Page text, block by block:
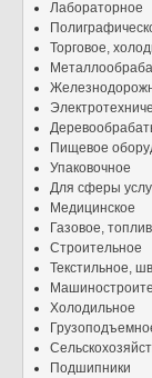
Лабораторное
Торговое,
Пищевое
Упаковочное
Для сферы
Медицинское
Газовое,
Строительное
Текстильное,
Холодильное
Подшипники